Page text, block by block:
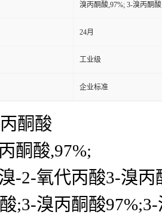
溴丙酮酸,97%; 3-溴丙酮
24月
工业级
企业标准
酮酸
酮酸,97%;
-2-氧代丙酸3-溴丙
;3-溴丙酮酸